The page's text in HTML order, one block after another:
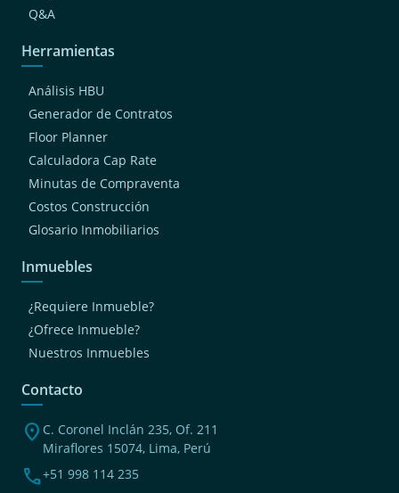
Q&A
Herramientas
Análisis HBU
Generador de Contratos
Floor Planner
Calculadora Cap Rate
Minutas de Compraventa
Costos Construcción
Glosario Inmobiliarios
Inmuebles
¿Requiere Inmueble?
¿Ofrece Inmueble?
Nuestros Inmuebles
Contacto
location_on C. Coronel Inclán 235, Of. 211
Miraflores 15074, Lima, Perú
phone+51 998 114 235